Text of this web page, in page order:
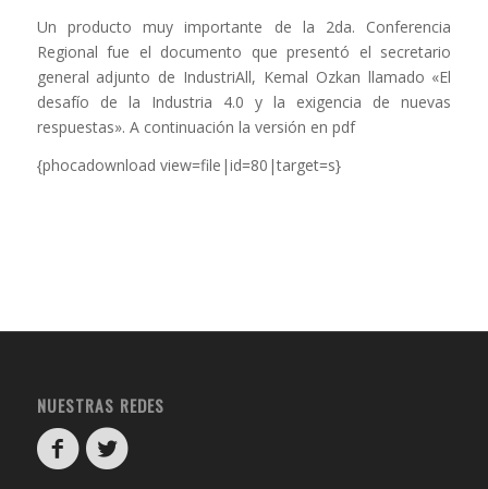
Un producto muy importante de la 2da. Conferencia
Regional fue el documento que presentó el secretario
general adjunto de IndustriAll, Kemal Ozkan llamado «El
desafío de la Industria 4.0 y la exigencia de nuevas
respuestas». A continuación la versión en pdf
{phocadownload view=file|id=80|target=s}
NUESTRAS REDES